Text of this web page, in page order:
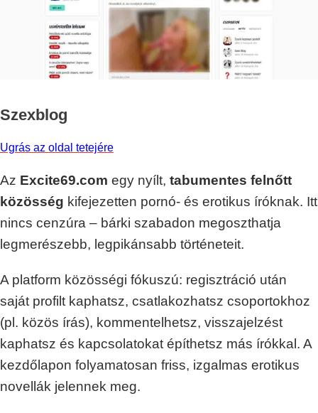
Szexblog
Ugrás az oldal tetejére
Az Excite69.com egy nyílt, tabumentes felnőtt
közösség kifejezetten pornó- és erotikus íróknak. Itt
nincs cenzúra – bárki szabadon megoszthatja
legmerészebb, legpikánsabb történeteit.
A platform közösségi fókuszú: regisztráció után
saját profilt kaphatsz, csatlakozhatsz csoportokhoz
(pl. közös írás), kommentelhetsz, visszajelzést
kaphatsz és kapcsolatokat építhetsz más írókkal. A
kezdőlapon folyamatosan friss, izgalmas erotikus
novellák jelennek meg.